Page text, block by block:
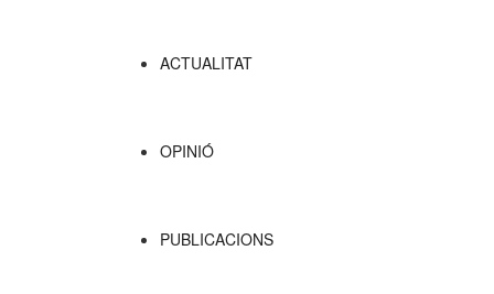
ACTUALITAT
OPINIÓ
PUBLICACIONS